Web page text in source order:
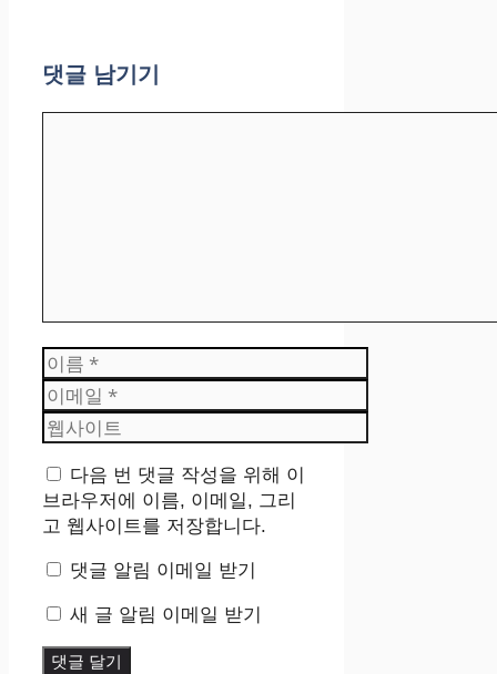
댓글 남기기
이
름
이
메
일
웹
사
이
트
다음 번 댓글 작성을 위해 이
브라우저에 이름, 이메일, 그리
고 웹사이트를 저장합니다.
댓글 알림 이메일 받기
새 글 알림 이메일 받기